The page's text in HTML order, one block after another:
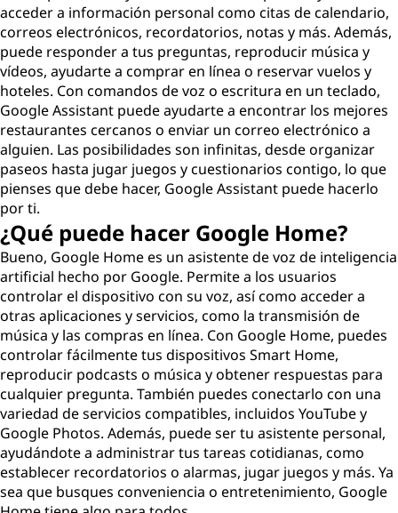
acceder a información personal como citas de calendario,
correos electrónicos, recordatorios, notas y más. Además,
puede responder a tus preguntas, reproducir música y
vídeos, ayudarte a comprar en línea o reservar vuelos y
hoteles. Con comandos de voz o escritura en un teclado,
Google Assistant puede ayudarte a encontrar los mejores
restaurantes cercanos o enviar un correo electrónico a
alguien. Las posibilidades son infinitas, desde organizar
paseos hasta jugar juegos y cuestionarios contigo, lo que
pienses que debe hacer, Google Assistant puede hacerlo
por ti.
¿Qué puede hacer Google Home?
Bueno, Google Home es un asistente de voz de inteligencia
artificial hecho por Google. Permite a los usuarios
controlar el dispositivo con su voz, así como acceder a
otras aplicaciones y servicios, como la transmisión de
música y las compras en línea. Con Google Home, puedes
controlar fácilmente tus dispositivos Smart Home,
reproducir podcasts o música y obtener respuestas para
cualquier pregunta. También puedes conectarlo con una
variedad de servicios compatibles, incluidos YouTube y
Google Photos. Además, puede ser tu asistente personal,
ayudándote a administrar tus tareas cotidianas, como
establecer recordatorios o alarmas, jugar juegos y más. Ya
sea que busques conveniencia o entretenimiento, Google